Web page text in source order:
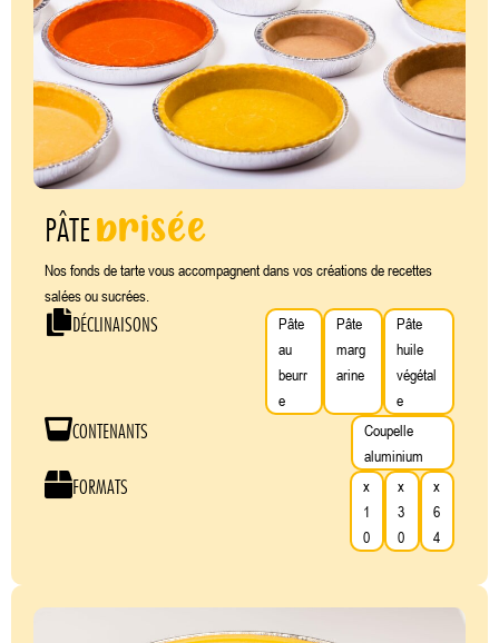
PÂTEbrisée
Nos fonds de tarte vous accompagnent dans vos créations de recettes
salées ou sucrées.
DÉCLINAISONS
Pâte
au
beurr
e
Pâte
marg
arine
Pâte
huile
végétal
e
CONTENANTS
Coupelle
aluminium
FORMATS
x
1
0
x
3
0
x
6
4